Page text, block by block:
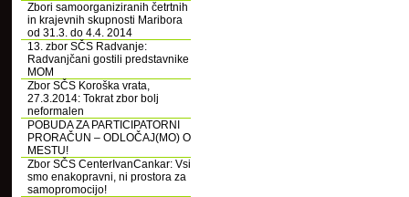
Zbori samoorganiziranih četrtnih
in krajevnih skupnosti Maribora
od 31.3. do 4.4. 2014
13. zbor SČS Radvanje:
Radvanjčani gostili predstavnike
MOM
Zbor SČS Koroška vrata,
27.3.2014: Tokrat zbor bolj
neformalen
POBUDA ZA PARTICIPATORNI
PRORAČUN – ODLOČAJ(MO) O
MESTU!
Zbor SČS CenterIvanCankar: Vsi
smo enakopravni, ni prostora za
samopromocijo!